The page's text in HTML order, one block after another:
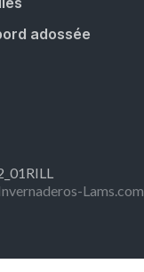
adossée
Lams.com